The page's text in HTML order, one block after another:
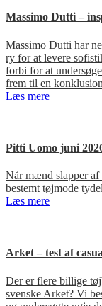
Massimo Dutti –
Massimo Dutti har
ry for at levere
forbi for at
frem til en
Læs mere
Pitti Uomo juni
Når mænd slapper af
bestemt tøjmode
Læs mere
Arket – test af
Der er flere billige
svenske Arket? Vi